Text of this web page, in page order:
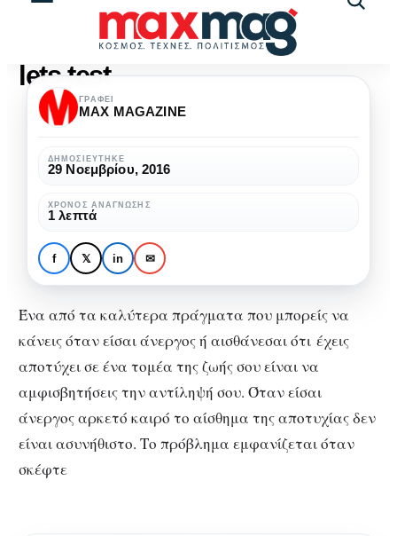
lets test
ΓΡΆΦΕΙ
MAX MAGAZINE
ΔΗΜΟΣΙΕΎΤΗΚΕ
29 Νοεμβρίου, 2016
ΧΡΌΝΟΣ ΑΝΆΓΝΩΣΗΣ
1 λεπτά
f 𝕏 in ✉
Ένα από τα καλύτερα πράγματα που μπορείς να
κάνεις όταν είσαι άνεργος ή αισθάνεσαι ότι έχεις
αποτύχει σε ένα τομέα της ζωής σου είναι να
αμφισβητήσεις την αντίληψή σου. Όταν είσαι
άνεργος αρκετό καιρό το αίσθημα της αποτυχίας δεν
είναι ασυνήθιστο. Το πρόβλημα εμφανίζεται όταν
σκέφτε